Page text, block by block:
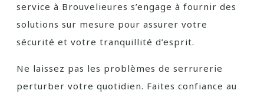
service à Brouvelieures s’engage à fournir des
solutions sur mesure pour assurer votre
sécurité et votre tranquillité d’esprit.
Ne laissez pas les problèmes de serrurerie
perturber votre quotidien. Faites confiance au